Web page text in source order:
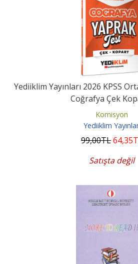
Yediiklim Yayınları 2026 KPSS
Coğrafya Çek
Komisyon
Yediiklim
99,00TL64,35
Satışta değil